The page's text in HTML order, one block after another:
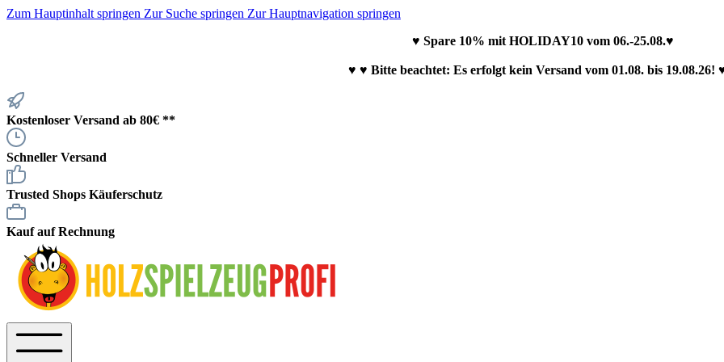
Zum Hauptinhalt springen Zur Suche springen Zur Hauptnavigation springen
♥ Spare 10% mit HOLIDAY10 vom 06.-25.08.♥
♥ ♥ Bitte beachtet: Es erfolgt kein Versand vom 01.08. bis 19.08.26!
Kostenloser Versand ab 80€ **
Schneller Versand
Trusted Shops Käuferschutz
Kauf auf Rechnung